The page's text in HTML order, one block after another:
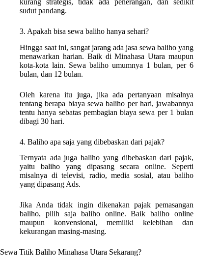
sudut pandang.
3. Apakah bisa sewa baliho hanya sehari?
Hingga saat ini, sangat jarang ada jasa sewa baliho yang
menawarkan harian. Baik di Minahasa Utara maupun
kota-kota lain. Sewa baliho umumnya 1 bulan, per 6
bulan, dan 12 bulan.
Oleh karena itu juga, jika ada pertanyaan misalnya
tentang berapa biaya sewa baliho per hari, jawabannya
tentu hanya sebatas pembagian biaya sewa per 1 bulan
dibagi 30 hari.
4. Baliho apa saja yang dibebaskan dari pajak?
Ternyata ada juga baliho yang dibebaskan dari pajak,
yaitu baliho yang dipasang secara online. Seperti
misalnya di televisi, radio, media sosial, atau baliho
yang dipasang Ads.
Jika Anda tidak ingin dikenakan pajak pemasangan
baliho, pilih saja baliho online. Baik baliho online
maupun konvensional, memiliki kelebihan dan
kekurangan masing-masing.
Sewa Titik Baliho Minahasa Utara Sekarang?